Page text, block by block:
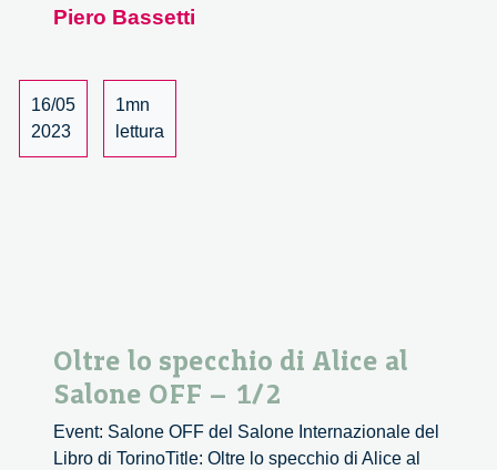
2/2
Piero Bassetti
16/05
2023
1mn
lettura
Oltre lo specchio di Alice al
Salone OFF – 1/2
Event: Salone OFF del Salone Internazionale del
Libro di TorinoTitle: Oltre lo specchio di Alice al